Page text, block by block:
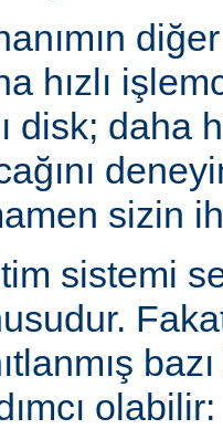
hızlı
disk; daha
sizin
sistemi
olabilir: